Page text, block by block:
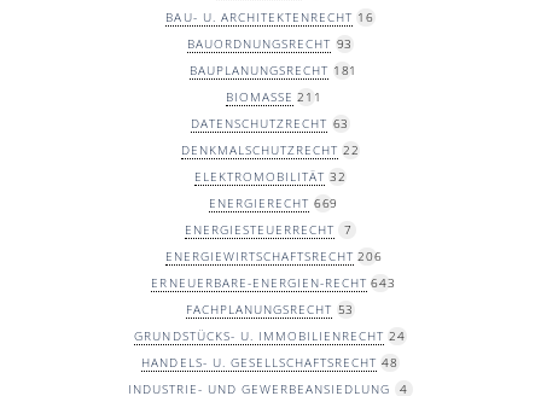
BAU- U. ARCHITEKTENRECHT 16
BAUORDNUNGSRECHT 93
BAUPLANUNGSRECHT 181
BIOMASSE 211
DATENSCHUTZRECHT 63
DENKMALSCHUTZRECHT 22
ELEKTROMOBILITÄT 32
ENERGIERECHT 669
ENERGIESTEUERRECHT
7
ENERGIEWIRTSCHAFTSRECHT 206
ERNEUERBARE-ENERGIEN-RECHT 643
FACHPLANUNGSRECHT 53
GRUNDSTÜCKS- U. IMMOBILIENRECHT 24
HANDELS- U. GESELLSCHAFTSRECHT 48
INDUSTRIE- UND GEWERBEANSIEDLUNG
4